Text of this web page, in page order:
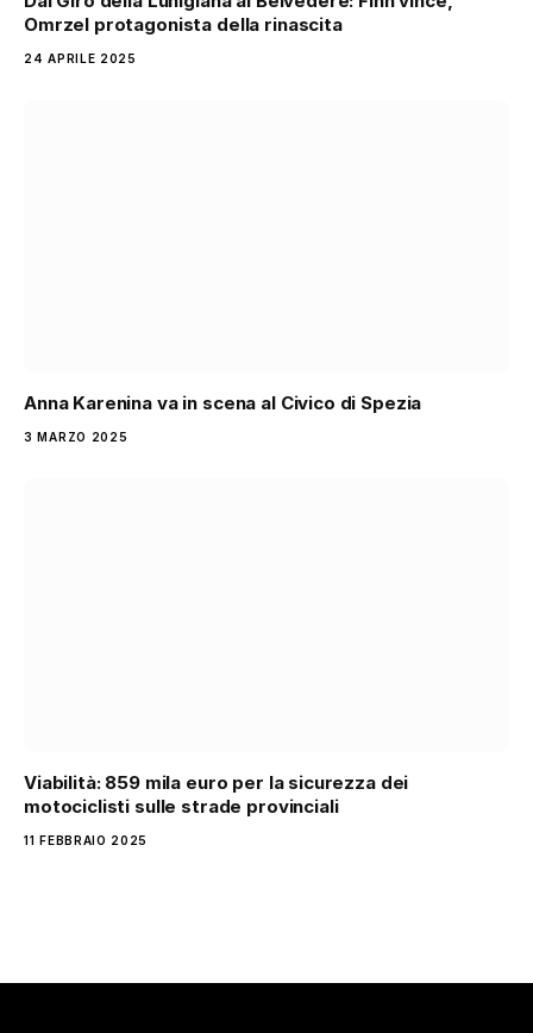
Omrzel protagonista della rinascita
24 APRILE 2025
Anna Karenina va in scena al Civico di Spezia
3 MARZO 2025
Viabilità: 859 mila euro per la sicurezza dei
motociclisti sulle strade provinciali
11 FEBBRAIO 2025